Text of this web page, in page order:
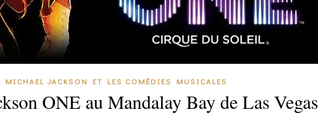
MICHAEL JACKSON ET LES COMÉDIES MUSICALES
ONE au Mandalay Bay de Las Vegas